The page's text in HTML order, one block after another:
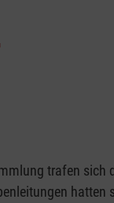
trafen sich